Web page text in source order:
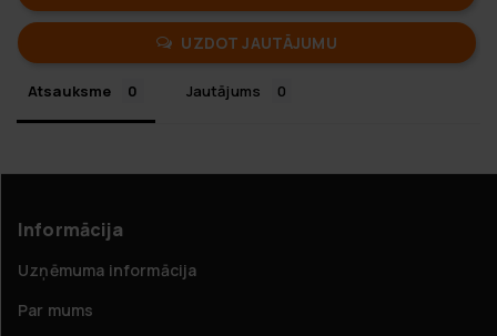
UZDOT JAUTĀJUMU
Atsauksme Jautājums
Informācija
Uzņēmuma informācija
Par mums